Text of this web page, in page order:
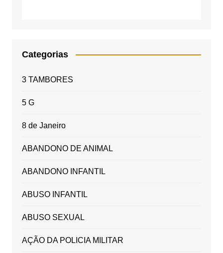
Categorias
3 TAMBORES
5 G
8 de Janeiro
ABANDONO DE ANIMAL
ABANDONO INFANTIL
ABUSO INFANTIL
ABUSO SEXUAL
AÇÃO DA POLICIA MILITAR